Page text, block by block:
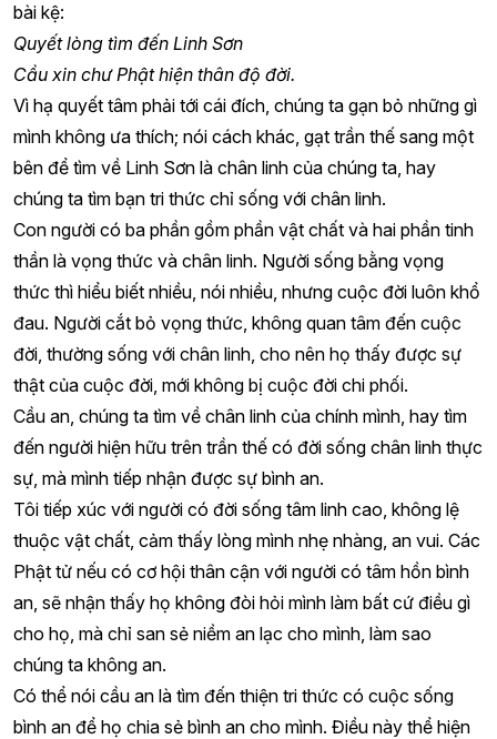
bài kệ:
Quyết lòng tìm đến Linh Sơn
Cầu xin chư Phật hiện thân độ đời.
Vì hạ quyết tâm phải tới cái đích, chúng ta gạn bỏ những gì
mình không ưa thích; nói cách khác, gạt trần thế sang một
bên để tìm về Linh Sơn là chân linh của chúng ta, hay
chúng ta tìm bạn tri thức chỉ sống với chân linh.
Con người có ba phần gồm phần vật chất và hai phần tinh
thần là vọng thức và chân linh. Người sống bằng vọng
thức thì hiểu biết nhiều, nói nhiều, nhưng cuộc đời luôn khổ
đau. Người cắt bỏ vọng thức, không quan tâm đến cuộc
đời, thường sống với chân linh, cho nên họ thấy được sự
thật của cuộc đời, mới không bị cuộc đời chi phối.
Cầu an, chúng ta tìm về chân linh của chính mình, hay tìm
đến người hiện hữu trên trần thế có đời sống chân linh thực
sự, mà mình tiếp nhận được sự bình an.
Tôi tiếp xúc với người có đời sống tâm linh cao, không lệ
thuộc vật chất, cảm thấy lòng mình nhẹ nhàng, an vui. Các
Phật tử nếu có cơ hội thân cận với người có tâm hồn bình
an, sẽ nhận thấy họ không đòi hỏi mình làm bất cứ điều gì
cho họ, mà chỉ san sẻ niềm an lạc cho mình, làm sao
chúng ta không an.
Có thể nói cầu an là tìm đến thiện tri thức có cuộc sống
bình an để họ chia sẻ bình an cho mình. Điều này thể hiện